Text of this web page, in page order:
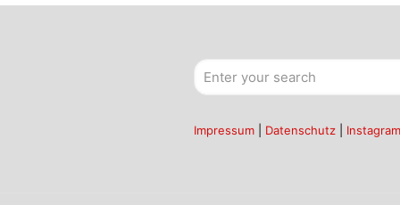
Impressum Datenschutz Instagram